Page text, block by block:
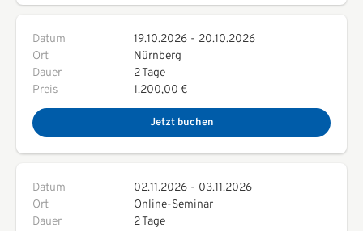
Datum 19.10.2026 - 20.10.2026
Ort
Nürnberg
Dauer
2 Tage
Preis
1.200,00 €
Jetzt buchen
Datum 02.11.2026 - 03.11.2026
Ort
Online-Seminar
Dauer
2 Tage